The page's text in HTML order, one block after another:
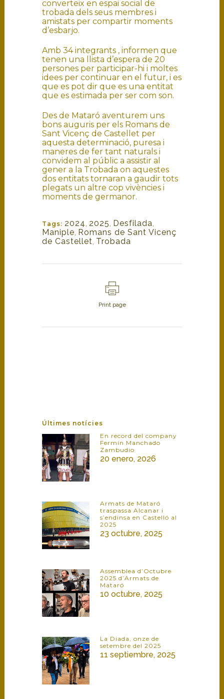
converteix en espai social de
trobada dels seus membres i
amistats per compartir moments
d’esbarjo.
Amb 34 integrants , informen que
tenen una llista d’espera de 20
persones per participar-hi i moltes
idees per continuar en el futur, i es
que es pot dir que es una entitat
que es estimada per ser com son.
Des de Mataró aventurem uns
bons auguris per els Romans de
Sant Vicenç de Castellet per
aquesta determinació, puresa i
maneres de fer tant naturals i
convidem al públic a assistir al
gener a la Trobada on aquestes
dos entitats tornaran a gaudir tots
plegats un altre cop vivències i
moments de germanor.
Tags: 2024, 2025, Desfilada,
Maniple, Romans de Sant Vicenç
de Castellet, Trobada
Print page
Últimes notícies
En record del company
Fermín Manchado
Zambudio
20 enero, 2026
Armats de Mataró
traspassa Alcanar i
s’endinsa en Castelló al
2025
23 octubre, 2025
Assemblea d’Octubre
2025 d’Armats de
Mataró
10 octubre, 2025
La Diada, onze de
setembre del 2025
11 septiembre, 2025